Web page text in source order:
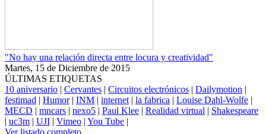
"No hay una relación directa entre locura y creatividad"
Martes, 15 de Diciembre de 2015
ÚLTIMAS ETIQUETAS
10 aniversario | Cervantes | Circuitos electrónicos | Dailymotion |
festimad | Humor| INM | internet | la fabrica | Louise Dahl-Wolfe |
MECD | mncars | nexo5 | Paul Klee | Realidad virtual | Shakespeare
| uc3m | UJI | Vimeo | You Tube |
Ver listado completo